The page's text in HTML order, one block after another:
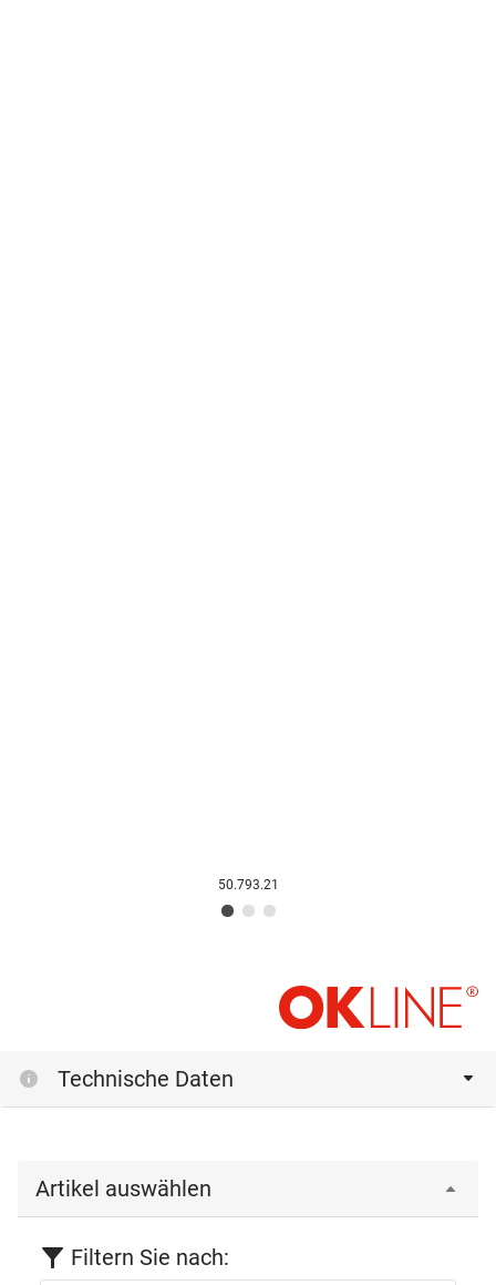
50.793.21
Technische Daten
Artikel auswählen
Filtern Sie nach: